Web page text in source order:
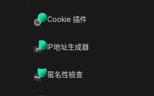
Cookie 插件
IP地址生成器
匿名性檢查
每月收益可能從0美元到2,500美元大幅波
報酬結構與佣金發放速度。這種落差通常
你選擇的